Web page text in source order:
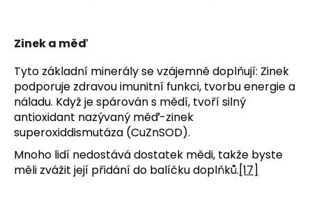
Zinek a měď
Tyto základní minerály se vzájemně doplňují: Zinek
podporuje zdravou imunitní funkci, tvorbu energie a
náladu. Když je spárován s mědí, tvoří silný
antioxidant nazývaný měď-zinek
superoxiddismutáza (CuZnSOD).
Mnoho lidí nedostává dostatek mědi, takže byste
měli zvážit její přidání do balíčku doplňků.[17]